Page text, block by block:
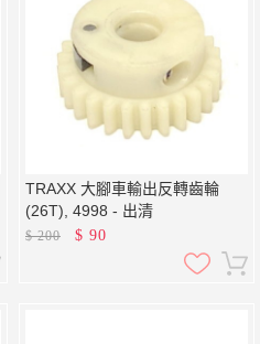
TRAXX 大腳車輸出反轉齒輪
(26T), 4998 - 出清
$200 $ 90